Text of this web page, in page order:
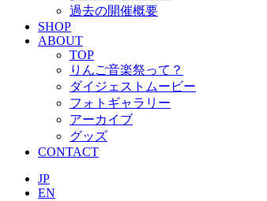
過去の開催概要
SHOP
ABOUT
TOP
りんご音楽祭って？
ダイジェストムービー
フォトギャラリー
アーカイブ
グッズ
CONTACT
JP
EN